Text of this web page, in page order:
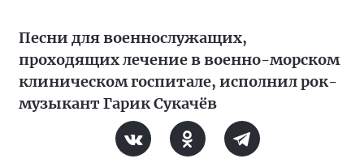
Песни для военнослужащих,
проходящих лечение в военно-морском
клиническом госпитале, исполнил рок-
музыкант Гарик Сукачёв